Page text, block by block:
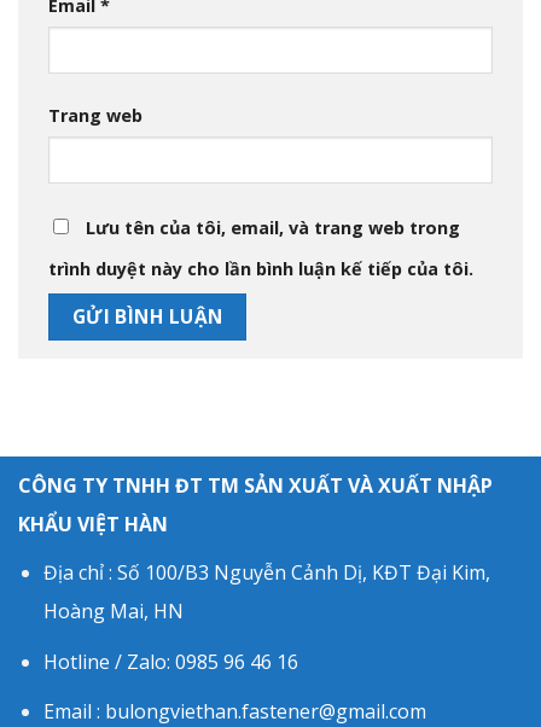
Email *
Trang web
Lưu tên của tôi, email, và trang web trong
trình duyệt này cho lần bình luận kế tiếp của tôi.
CÔNG TY TNHH ĐT TM SẢN XUẤT VÀ XUẤT NHẬP
KHẨU VIỆT HÀN
Địa chỉ : Số 100/B3 Nguyễn Cảnh Dị, KĐT Đại Kim,
Hoàng Mai, HN
Hotline / Zalo: 0985 96 46 16
Email : bulongviethan.fastener@gmail.com